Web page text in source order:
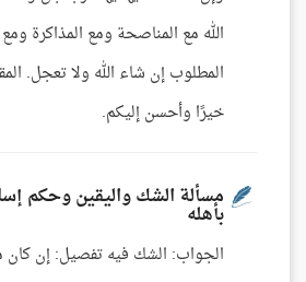
الله مع المناصحة ومع المذاكرة
المطلوب إن شاء الله ولا تعجل.
خيرًا وأحسن إليكم.
مسألة الشك واليقين وحكم
بأهله
الجواب: الشك فيه تفصيل: إن